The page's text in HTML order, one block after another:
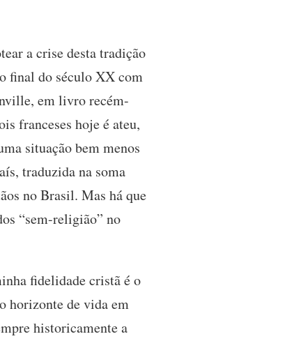
a crise desta tradição
final do século XX com
em livro recém-
franceses hoje é ateu,
situação bem menos
traduzida na soma
no Brasil. Mas há que
“sem-religião” no
fidelidade cristã é o
horizonte de vida em
historicamente a